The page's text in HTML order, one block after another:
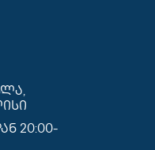
20:00-